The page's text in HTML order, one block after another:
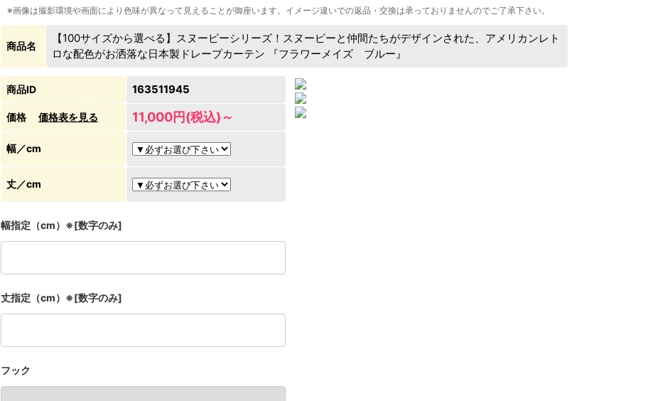
※画像は撮影環境や画面により色味が異なって見えることが御座います。イメージ違いでの返品・交換は承っておりませんのでご了承下さい。
商品名
【100サイズから選べる】スヌーピーシリーズ！スヌーピーと仲間たちがデザインされた、アメリカンレト
ロな配色がお洒落な日本製ドレープカーテン 『フラワーメイズ ブルー』
商品ID 163511945
価格 価格表を見る 11,000円(税込)～
幅／cm
丈／cm
幅指定（cm）※[数字のみ]
丈指定（cm）※[数字のみ]
フック